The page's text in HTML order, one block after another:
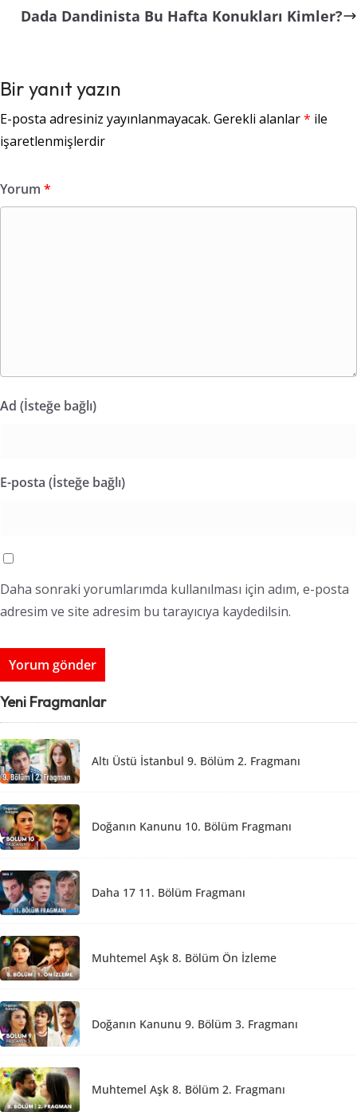
Dada Dandinista Bu Hafta Konukları Kimler?
Bir yanıt yazın
E-posta adresiniz yayınlanmayacak. Gerekli alanlar* ile
işaretlenmişlerdir
Yorum *
Ad (İsteğe bağlı)
E-posta (İsteğe bağlı)
Daha sonraki yorumlarımda kullanılması için adım, e-posta
adresim ve site adresim bu tarayıcıya kaydedilsin.
Yeni Fragmanlar
Altı Üstü İstanbul 9. Bölüm 2. Fragmanı
Doğanın Kanunu 10. Bölüm Fragmanı
Daha 17 11. Bölüm Fragmanı
Muhtemel Aşk 8. Bölüm Ön İzleme
Doğanın Kanunu 9. Bölüm 3. Fragmanı
Muhtemel Aşk 8. Bölüm 2. Fragmanı